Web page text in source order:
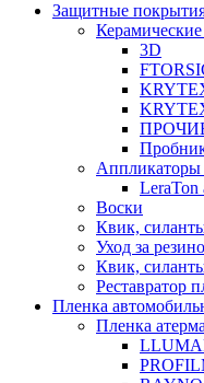
Защитные
Керамические
3D
ПРОЧИЕ
Аппликаторы
LeraTon
Воски
Квик,
Уход за
Квик,
Реставратор
Пленка
Пленка